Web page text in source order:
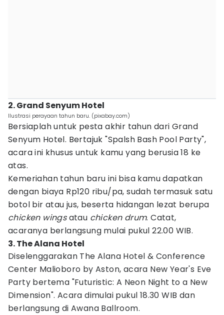
2. Grand Senyum Hotel
Ilustrasi perayaan tahun baru. (pixabay.com)
Bersiaplah untuk pesta akhir tahun dari Grand
Senyum Hotel. Bertajuk "Spalsh Bash Pool Party",
acara ini khusus untuk kamu yang berusia 18 ke
atas.
Kemeriahan tahun baru ini bisa kamu dapatkan
dengan biaya Rp120 ribu/pa, sudah termasuk satu
botol bir atau jus, beserta hidangan lezat berupa
chicken wingsatau chicken drum. Catat,
acaranya berlangsung mulai pukul 22.00 WIB.
3. The Alana Hotel
Diselenggarakan The Alana Hotel & Conference
Center Malioboro by Aston, acara New Year's Eve
Party bertema "Futuristic: A Neon Night to a New
Dimension". Acara dimulai pukul 18.30 WIB dan
berlangsung di Awana Ballroom.